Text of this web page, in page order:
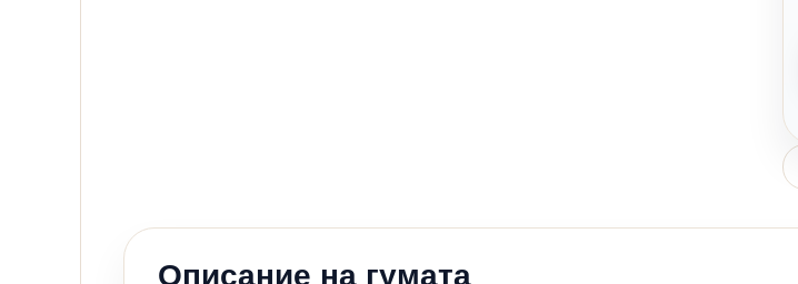
Описание на гумата